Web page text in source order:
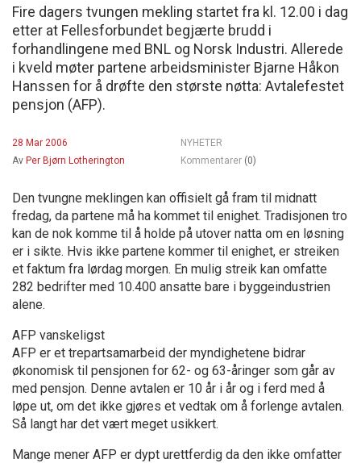
Fire dagers tvungen mekling startet fra kl. 12.00 i dag
etter at Fellesforbundet begjærte brudd i
forhandlingene med BNL og Norsk Industri. Allerede
i kveld møter partene arbeidsminister Bjarne Håkon
Hanssen for å drøfte den største nøtta: Avtalefestet
pensjon (AFP).
28 Mar 2006
NYHETER
Av Per Bjørn Lotherington Kommentarer (0)
Den tvungne meklingen kan offisielt gå fram til midnatt
fredag, da partene må ha kommet til enighet. Tradisjonen tro
kan de nok komme til å holde på utover natta om en løsning
er i sikte. Hvis ikke partene kommer til enighet, er streiken
et faktum fra lørdag morgen. En mulig streik kan omfatte
282 bedrifter med 10.400 ansatte bare i byggeindustrien
alene.
AFP vanskeligst
AFP er et trepartsamarbeid der myndighetene bidrar
økonomisk til pensjonen for 62- og 63-åringer som går av
med pensjon. Denne avtalen er 10 år i år og i ferd med å
løpe ut, om det ikke gjøres et vedtak om å forlenge avtalen.
Så langt har det vært meget usikkert.
Mange mener AFP er dypt urettferdig da den ikke omfatter